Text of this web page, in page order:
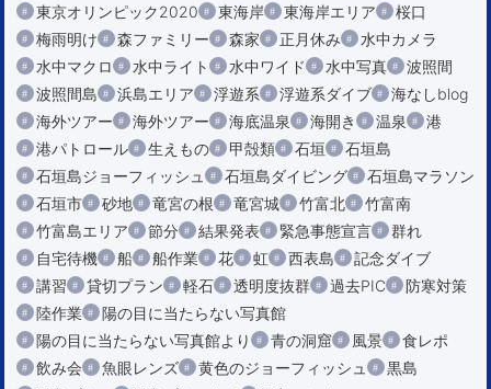
東京オリンピック2020
東海岸 東海岸エリア
桜口
梅雨明け
森ファミリー 森家 正月休み
水中カメラ
水中マクロ
水中ライト 水中ワイド 水中写真
波照間
波照間島
浜島エリア 浮遊系 浮遊系ダイブ
海なしblog
海外ツアー
海外ツアー 海底温泉 海開き 温泉
港
港パトロール
生えもの 甲殻類 石垣
石垣島
石垣島ジョーフィッシュ
石垣島ダイビング
石垣島マラソン
石垣市
砂地 竜宮の根 竜宮城 竹富北
竹富南
竹富島エリア
節分 結果発表 緊急事態宣言
群れ
自宅待機
船 船作業 花 虹 西表島
記念ダイブ
講習
貸切プラン 軽石 透明度抜群 過去PIC
防寒対策
陸作業
陽の目に当たらない写真館
陽の目に当たらない写真館より
青の洞窟 風景
食レポ
飲み会
魚眼レンズ 黄色のジョーフィッシュ
黒島